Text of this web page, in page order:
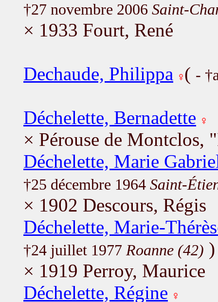
†27 novembre 2006 Saint-
× 1933 Fourt, René
Dechaude, Philippa ( -
Déchelette, Bernadette
× Pérouse de Montclos,
Déchelette, Marie
†25 décembre 1964 Saint-
× 1902 Descours, Régis
Déchelette, Marie-
†24 juillet 1977 Roanne (42) )
× 1919 Perroy, Maurice
Déchelette, Régine